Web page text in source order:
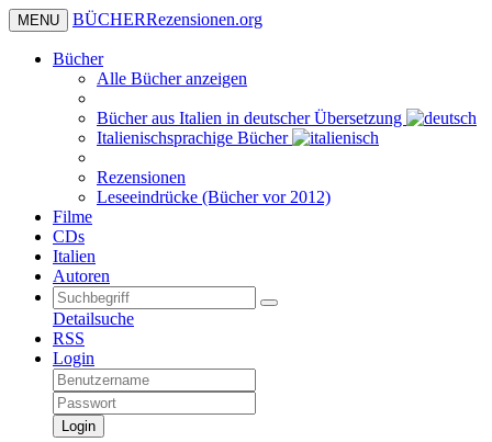
MENU BÜCHERRezensionen.org
Bücher
Alle Bücher anzeigen
Bücher aus Italien in deutscher Übersetzung
Italienischsprachige Bücher
Rezensionen
Leseeindrücke (Bücher vor 2012)
Filme
CDs
Italien
Autoren
Detailsuche
RSS
Login
Login